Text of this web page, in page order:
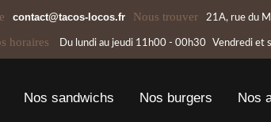
contact@tacos-locos.fr Nous trouver 21A, rue du
horaires Du lundi au jeudi 11h00 - 00h30 Vendredi et
Nos sandwichs Nos burgers Nos